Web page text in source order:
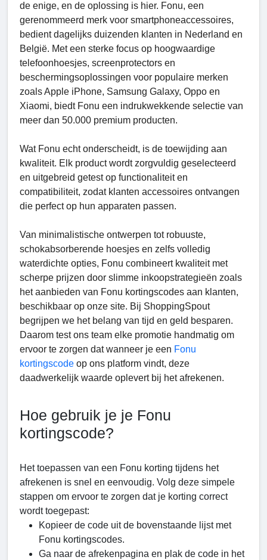
de enige, en de oplossing is hier. Fonu, een
gerenommeerd merk voor smartphoneaccessoires,
bedient dagelijks duizenden klanten in Nederland en
België. Met een sterke focus op hoogwaardige
telefoonhoesjes, screenprotectors en
beschermingsoplossingen voor populaire merken
zoals Apple iPhone, Samsung Galaxy, Oppo en
Xiaomi, biedt Fonu een indrukwekkende selectie van
meer dan 50.000 premium producten.
Wat Fonu echt onderscheidt, is de toewijding aan
kwaliteit. Elk product wordt zorgvuldig geselecteerd
en uitgebreid getest op functionaliteit en
compatibiliteit, zodat klanten accessoires ontvangen
die perfect op hun apparaten passen.
Van minimalistische ontwerpen tot robuuste,
schokabsorberende hoesjes en zelfs volledig
waterdichte opties, Fonu combineert kwaliteit met
scherpe prijzen door slimme inkoopstrategieën zoals
het aanbieden van Fonu kortingscodes aan klanten,
beschikbaar op onze site. Bij ShoppingSpout
begrijpen we het belang van tijd en geld besparen.
Daarom test ons team elke promotie handmatig om
ervoor te zorgen dat wanneer je een Fonu
kortingscode op ons platform vindt, deze
daadwerkelijk waarde oplevert bij het afrekenen.
Hoe gebruik je je Fonu
kortingscode?
Het toepassen van een Fonu korting tijdens het
afrekenen is snel en eenvoudig. Volg deze simpele
stappen om ervoor te zorgen dat je korting correct
wordt toegepast:
Kopieer de code uit de bovenstaande lijst met
Fonu kortingscodes.
Ga naar de afrekenpagina en plak de code in het